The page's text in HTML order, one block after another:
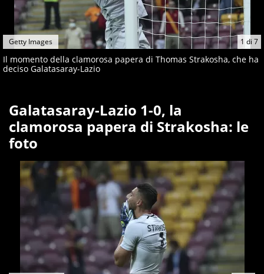
1 di 7
Getty Images
Il momento della clamorosa papera di Thomas Strakosha, che ha
deciso Galatasaray-Lazio
Galatasaray-Lazio 1-0, la
clamorosa papera di Strakosha: le
foto